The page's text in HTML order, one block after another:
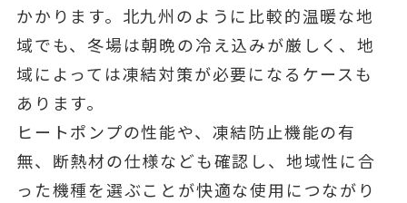
かかります。北九州のように比較的温暖な地
域でも、冬場は朝晩の冷え込みが厳しく、地
域によっては凍結対策が必要になるケースも
あります。
ヒートポンプの性能や、凍結防止機能の有
無、断熱材の仕様なども確認し、地域性に合
った機種を選ぶことが快適な使用につながり